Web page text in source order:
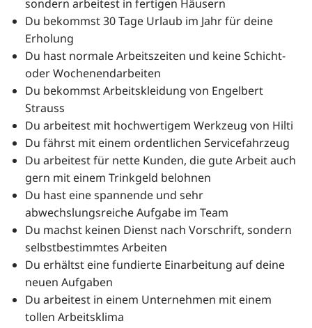
sondern arbeitest in fertigen Häusern
Du bekommst 30 Tage Urlaub im Jahr für deine
Erholung
Du hast normale Arbeitszeiten und keine Schicht-
oder Wochenendarbeiten
Du bekommst Arbeitskleidung von Engelbert
Strauss
Du arbeitest mit hochwertigem Werkzeug von Hilti
Du fährst mit einem ordentlichen Servicefahrzeug
Du arbeitest für nette Kunden, die gute Arbeit auch
gern mit einem Trinkgeld belohnen
Du hast eine spannende und sehr
abwechslungsreiche Aufgabe im Team
Du machst keinen Dienst nach Vorschrift, sondern
selbstbestimmtes Arbeiten
Du erhältst eine fundierte Einarbeitung auf deine
neuen Aufgaben
Du arbeitest in einem Unternehmen mit einem
tollen Arbeitsklima